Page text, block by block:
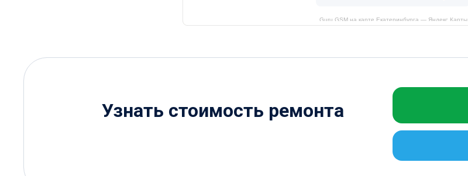
Guru GSM на карте Екатеринбурга — Яндекс Карты
Узнать стоимость ремонта